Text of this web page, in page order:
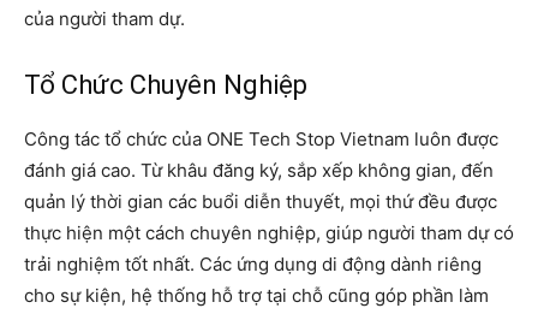
của người tham dự.
Tổ Chức Chuyên Nghiệp
Công tác tổ chức của ONE Tech Stop Vietnam luôn được
đánh giá cao. Từ khâu đăng ký, sắp xếp không gian, đến
quản lý thời gian các buổi diễn thuyết, mọi thứ đều được
thực hiện một cách chuyên nghiệp, giúp người tham dự có
trải nghiệm tốt nhất. Các ứng dụng di động dành riêng
cho sự kiện, hệ thống hỗ trợ tại chỗ cũng góp phần làm